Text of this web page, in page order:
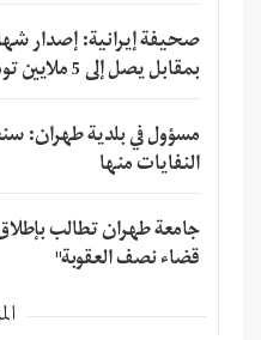
صحيفة إيرانية: إصدار
بمقابل يصل إلى 5 ملايين تومان
مسؤول في بلدية طهران:
النفايات منها
جامعة طهران تطالب
قضاء نصف العقوبة"